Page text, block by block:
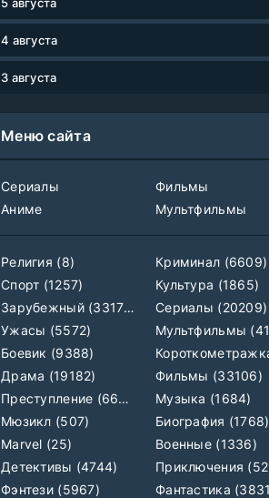
1-10
Фильм
Воинственный бог девяти солнц
1-7
Один на один: Австралия
1-4 сезон
Связанные судьбой
1 сезон
1-110
серия
Шатёр чародея
1 сезон
4 августа
3 августа
Меню сайта
Сериалы
Фильмы
Аниме
Мультфильмы
Религия (8)
Криминал (6609)
Спорт (1257)
Культура (1865)
Зарубежный (33179)
Сериалы (20209)
Ужасы (5572)
Мультфильмы
Боевик (9388)
Драма (19182)
Фильмы (33106)
Преступление (6609)
Музыка (1684)
Мюзикл (507)
Биография (1768)
Marvel (25)
Военные (1336)
Детективы (4744)
Приключения
Фэнтези (5967)
Фантастика